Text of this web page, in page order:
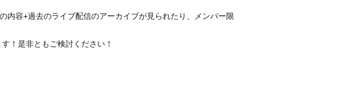
内容+過去のライブ配信のアーカイブが見られたり、メンバー限
！是非ともご検討ください！